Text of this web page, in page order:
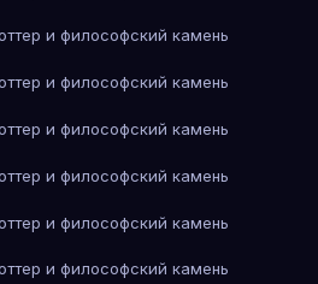
и философский камень
и философский камень
и философский камень
и философский камень
и философский камень
и философский камень